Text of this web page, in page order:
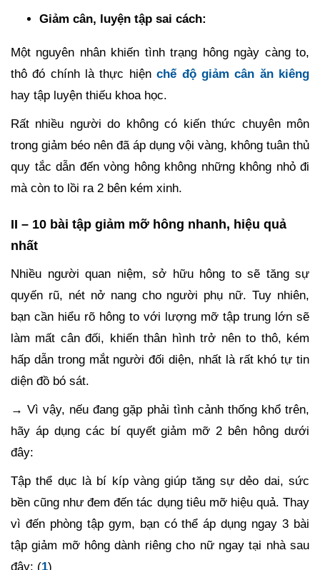
Giảm cân, luyện tập sai cách:
Một nguyên nhân khiến tình trạng hông ngày càng to,
thô đó chính là thực hiệnchế độ giảm cân ăn kiêng
hay tập luyện thiếu khoa học.
Rất nhiều người do không có kiến thức chuyên môn
trong giảm béo nên đã áp dụng vội vàng, không tuân thủ
quy tắc dẫn đến vòng hông không những không nhỏ đi
mà còn to lồi ra 2 bên kém xinh.
II – 10 bài tập giảm mỡ hông nhanh, hiệu quả
nhất
Nhiều người quan niệm, sở hữu hông to sẽ tăng sự
quyến rũ, nét nở nang cho người phụ nữ. Tuy nhiên,
bạn cần hiểu rõ hông to với lượng mỡ tập trung lớn sẽ
làm mất cân đối, khiến thân hình trở nên to thô, kém
hấp dẫn trong mắt người đối diện, nhất là rất khó tự tin
diện đồ bó sát.
→ Vì vậy, nếu đang gặp phải tình cảnh thống khổ trên,
hãy áp dụng các bí quyết giảm mỡ 2 bên hông dưới
đây:
Tập thể dục là bí kíp vàng giúp tăng sự dẻo dai, sức
bền cũng như đem đến tác dụng tiêu mỡ hiệu quả. Thay
vì đến phòng tập gym, bạn có thể áp dụng ngay 3 bài
tập giảm mỡ hông dành riêng cho nữ ngay tại nhà sau
đây: (1)